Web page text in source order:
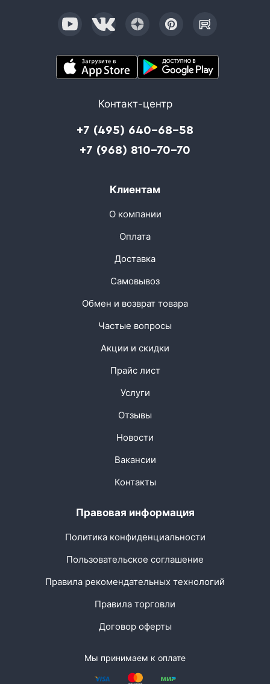
Контакт-центр
+7 (495) 640-68-58
+7 (968) 810-70-70
Клиентам
О компании
Оплата
Доставка
Самовывоз
Обмен и возврат товара
Частые вопросы
Акции и скидки
Прайс лист
Услуги
Отзывы
Новости
Вакансии
Контакты
Правовая информация
Политика конфиденциальности
Пользовательское соглашение
Правила рекомендательных технологий
Правила торговли
Договор оферты
Мы принимаем к оплате